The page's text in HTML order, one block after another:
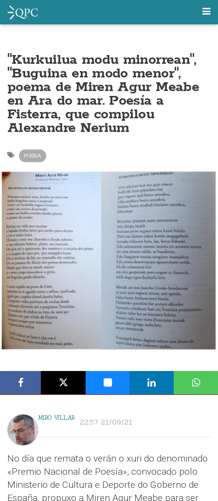
"Kurkuilua modu minorrean",
"Buguina en modo menor",
poema de Miren Agur Meabe
en Ara do mar. Poesía a
Fisterra, que compilou
Alexandre Nerium
POESIA
MIRO VILLAR 22:57 21/09/21
No día que remata o verán o xuri do denominado
«Premio Nacional de Poesía», convocado polo
Ministerio de Cultura e Deporte do Goberno de
España, propuxo a Miren Agur Meabe para ser